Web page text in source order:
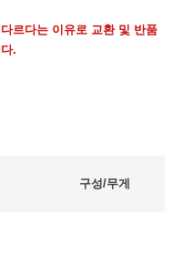
르다는 이유로 교환 및 반품
.
구성/무게